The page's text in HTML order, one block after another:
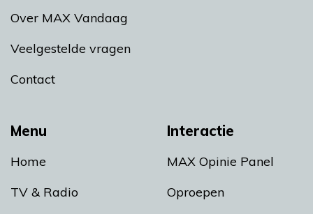
Menu
Home
TV & Radio
Interactie
MAX Opinie Panel
Oproepen
Over MAX Vandaag
Veelgestelde vragen
Contact